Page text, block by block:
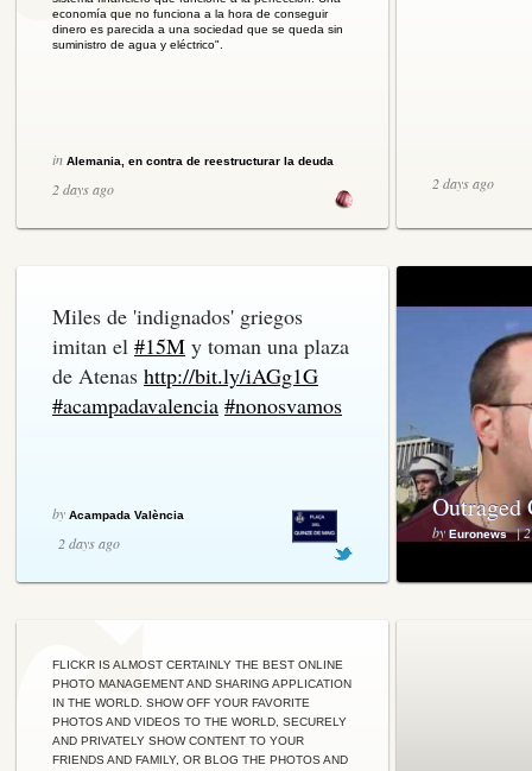
economía que no funciona a la hora de conseguir
dinero es parecida a una sociedad que se queda sin
suministro de agua y eléctrico".
in Alemania, en contra de reestructurar la deuda
de Grecia | Intereconomía | noticias
2 days ago 2 days ago
Miles de 'indignados' griegos
imitan el #15M y toman una plaza
de Atenas http://bit.ly/iAGg1G
#acampadavalencia #nonosvamos
by Acampada València
2 days ago
Outraged
Spanish
by Euronews |
FLICKR IS ALMOST CERTAINLY THE BEST ONLINE
PHOTO MANAGEMENT AND SHARING APPLICATION
IN THE WORLD. SHOW OFF YOUR FAVORITE
PHOTOS AND VIDEOS TO THE WORLD, SECURELY
AND PRIVATELY SHOW CONTENT TO YOUR
FRIENDS AND FAMILY, OR BLOG THE PHOTOS AND